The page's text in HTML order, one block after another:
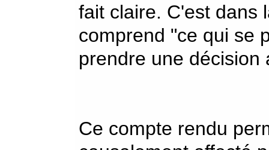
fait claire. C'est dans
comprend "ce qui se
prendre une décision
Ce compte rendu